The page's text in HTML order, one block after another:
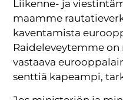
Liikenne- ja
maamme
kaventamista
Raideleveytemme on
vastaava
senttiä kapeampi,